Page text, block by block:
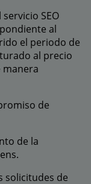
SEO
al
el periodo de
al precio
manera
de
de la
solicitudes de